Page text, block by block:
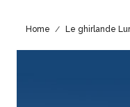
Home Le ghirlande